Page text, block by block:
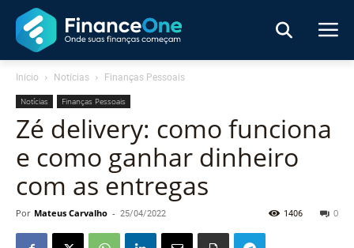
Início Notícias Finanças Pessoais
Notícias Finanças Pessoais
Zé delivery: como funciona
e como ganhar dinheiro
com as entregas
Por Mateus Carvalho - 25/04/2022 0
1406